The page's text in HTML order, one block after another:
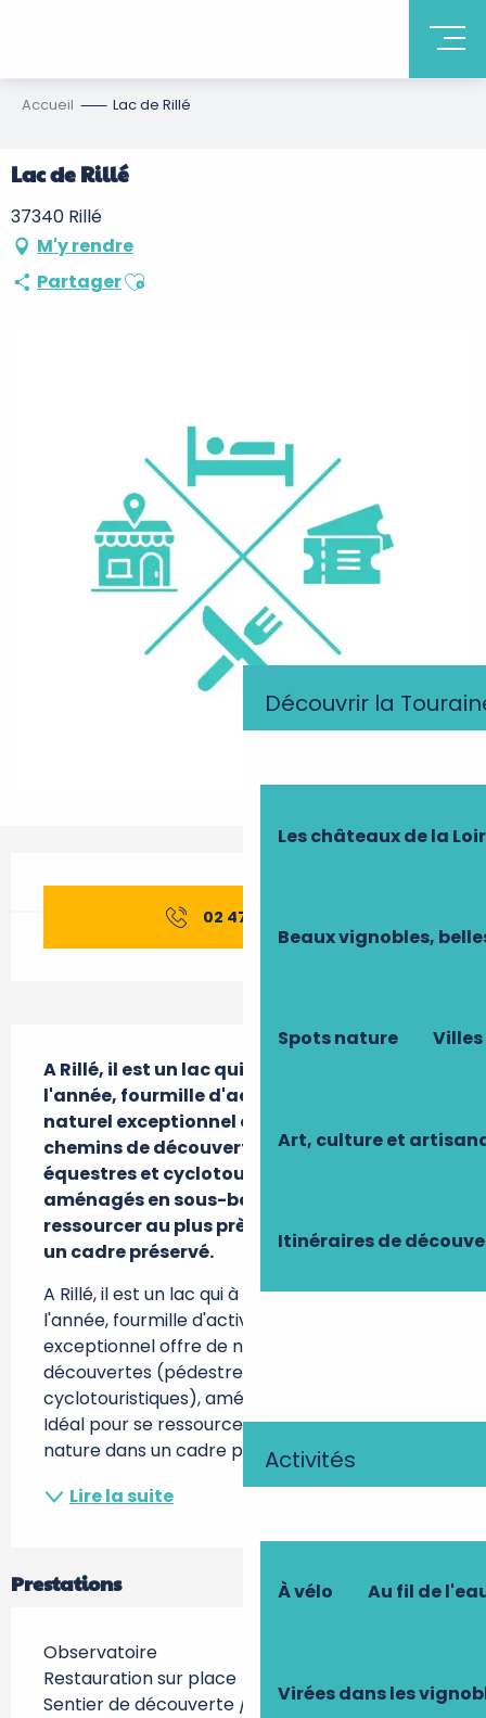
Découvrir la
Les châteaux de la
Beaux vignobles,
Spots nature
Art, culture et
Itinéraires de
Activités
À vélo Au fil de
Virées dans les
Accueil Lac de Rillé
Lac de Rillé
37340 Rillé
M'y rendre
PartagerAjouter aux favoris
02 47 96 58
A Rillé, il est un lac qui à chaque période de
l'année, fourmille d'activités... Ce site
naturel exceptionnel offre de nombreux
chemins de découvertes (pédestres,
équestres et cyclotouristiques),
aménagés en sous-bois. Idéal pour se
ressourcer au plus près de la nature dans
un cadre préservé.
A Rillé, il est un lac qui à chaque période de
l'année, fourmille d'activités... Ce site naturel
exceptionnel offre de nombreux chemins de
découvertes (pédestres, équestres et
cyclotouristiques), aménagés en sous-bois.
Idéal pour se ressourcer au plus près de la
nature dans un cadre préservé. Près...
Lire la suite
Prestations
Observatoire
Restauration sur place
Sentier de découverte / d'interprétation